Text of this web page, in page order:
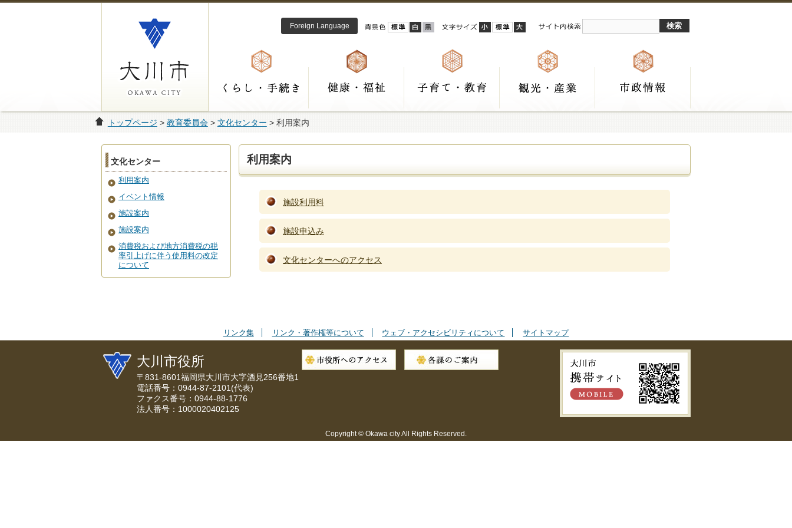
Foreign Language
トップページ > 教育委員会> 文化センター > 利用案内
利用案内
施設利用料
施設申込み
文化センターへのアクセス
文化センター
利用案内
イベント情報
施設案内
施設案内
消費税および地方消費税の税
率引上げに伴う使用料の改定
について
リンク集 リンク・著作権等について ウェブ・アクセシビリティについて サイトマップ
大川市役所
〒831-8601福岡県大川市大字酒見256番地1
電話番号：0944-87-2101(代表)
ファクス番号：0944-88-1776
法人番号：1000020402125
Copyright © Okawa city All Rights Reserved.